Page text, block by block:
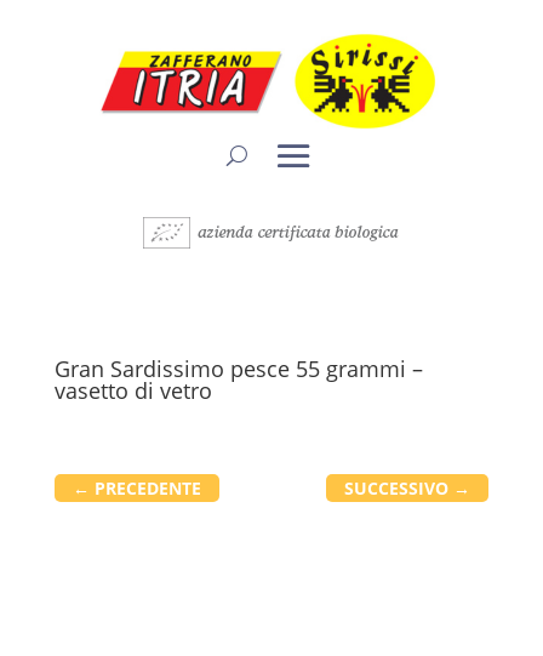
Gran Sardissimo pesce 55 grammi –
vasetto di vetro
← PRECEDENTE SUCCESSIVO →